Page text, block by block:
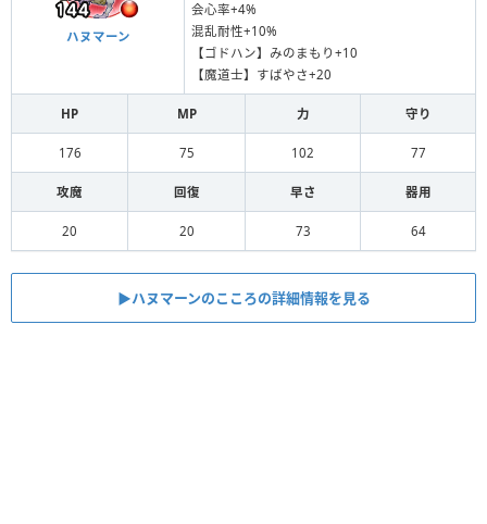
ハヌマーン
会心率+4%
混乱耐性+10%
【ゴドハン】みのまもり+10
【魔道士】すばやさ+20
HP MP 力 守り
176 75 102 77
攻魔 回復 早さ 器用
20 20 73 64
▶︎ハヌマーンのこころの詳細情報を見る